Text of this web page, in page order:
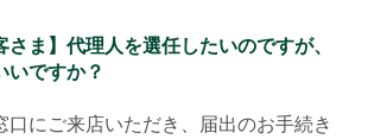
さま】代理人を選任したいのですが、
いですか？
口にご来店いただき、届出のお手続き